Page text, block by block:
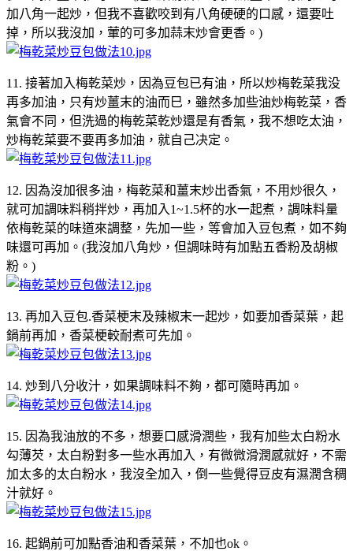
加八角一起炒，但我不喜歡咬到有八角硬硬的口感，還要吐
掉，所以我沒加，葷的可多加蒜末炒會更香。)
11. 接著加入梅乾菜炒，因為豆包已有油，所以炒梅乾菜我没
再多加油，只有炒薑末的油而巳，雖然多加些油炒梅乾菜，香
氣會不同，但洗過的梅乾菜乾炒還是有香氣，我不想吃太油，
炒梅乾菜要不要再多加油，就自己决定。
12. 因為沒加很多油，梅乾菜和薑末炒出香氣，不用炒很久，
就可加調味料稍拌炒，再加入1~1.5杯的水一起煮，調味料量
依梅乾菜的味道來調整，先加一些，等會加入豆包煮，如不夠
味還可再加。(我沒加八角炒，但調味時有加點五香粉及胡椒
粉。)
13. 再加入豆包.香菜梗末及辣椒末一起炒，如要加香菜葉，起
鍋前再加，香菜梗較耐煮可先加。
14. 炒到八分收汁，如果調味料不夠，都可隨時再加。
15. 因為我油放的不多，想要口感滑潤些，我有加些太白粉水
勾薄芡，太白粉對多一些水再加入，有微微滑潤感就好，不需
加太多的太白粉水，我沒全加入，倒一些覺得豆皮有濕潤含稠
汁就好。
16. 起鍋前可加點香油和香菜葉，不加也ok。